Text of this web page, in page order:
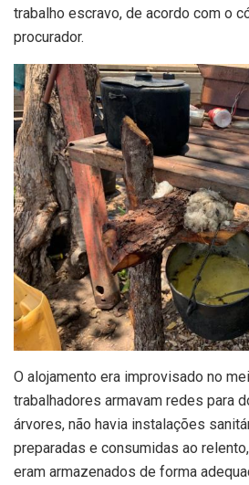
trabalho escravo, de acordo com o
procurador.
O alojamento era improvisado no
trabalhadores armavam redes para
árvores, não havia instalações
preparadas e consumidas ao
eram armazenados de forma